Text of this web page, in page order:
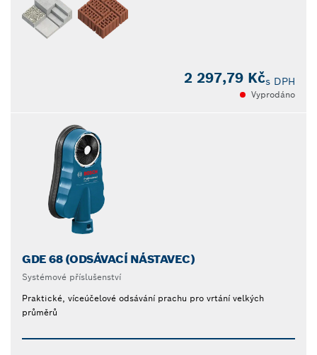
2 297,79 Kčs DPH
Vyprodáno
GDE 68 (ODSÁVACÍ NÁSTAVEC)
Systémové příslušenství
Praktické, víceúčelové odsávání prachu pro vrtání velkých
průměrů